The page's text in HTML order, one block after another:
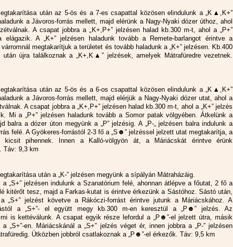
után az 5-ös és a 7-es csapattal közösen elindulunk a „K▲,K+”
a Jávoros-forrás mellett, majd elérünk a Nagy-Nyaki dózer úthoz, ahol
A csapat jobbra a „K+,P+” jelzésen halad kb.300 m-t, ahol a „P+”
elágazik. A „K+” jelzésen haladunk tovább a Remete-barlangot érintve a
várromnál megtakarítjuk a területet és tovább haladunk a „K+” jelzésen. Kb.400
után újra találkoznak a „K+,K▲” jelzések, amelyek Mátrafüredre vezetnek.
után az 5-ös és a 6-os csapattal közösen elindulunk a „K▲,K+”
a Jávoros-forrás mellett, majd elérjük a Nagy-Nyaki dózer utat, ahol a
A csapat jobbra a „K+,P+” jelzésen halad kb.300 m-t, ahol a „K+” jelzés
Mi a „P+” jelzésen haladunk tovább a Somor patak völgyében. Átkelünk a
balra a dózer úton megyünk a „P” jelzésig. A „P-„ jelzésen balra indulunk a
felé. A Gyökeres-forrástól 2-3 fő a „S☻” jelzéssel jelzett utat megtakarítja, a
kicsit pihennek. Innen a Kalló-völgyön át, a Máriácskát érintve érünk
Táv: 9,3 km
után a „K-” jelzésen megyünk a sípályán Mátraházáig.
a „S+” jelzésen indulunk a Szanatórium felé, ahonnan átlépve a főutat, 2 fő a
kitérőt tesz, majd a Farkas-kutat is érintve érkezünk a Sástóhoz. Sástó után,
„S+” jelzést követve a Rákóczi-forrást érintve jutunk a Máriácskához. A
a „S+”- el együtt megy kb.300 m-en keresztül a „P☻” jelzés. Az
is kettéválunk. A csapat egyik része lefordul a „P☻”-el jelzett útra, másik
„S+”-en. Máriácskánál a „S+” jelzés véget ér, innen jobbra a „P-” jelzésen
Útközben jobbról csatlakoznak a „P☻”-el érkezők. Táv: 9,5 km